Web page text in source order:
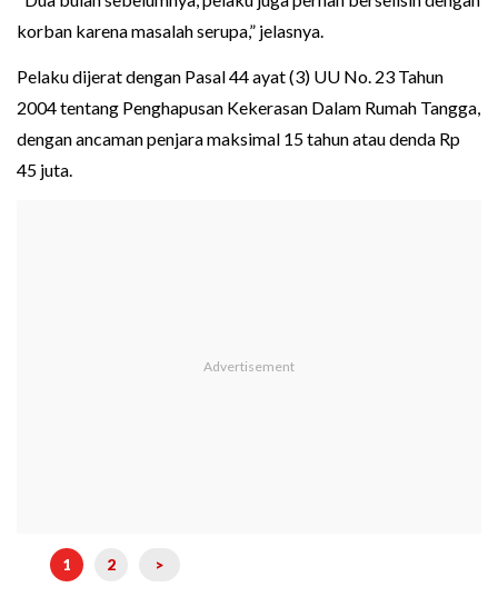
korban karena masalah serupa,” jelasnya.
Pelaku dijerat dengan Pasal 44 ayat (3) UU No. 23 Tahun
2004 tentang Penghapusan Kekerasan Dalam Rumah Tangga,
dengan ancaman penjara maksimal 15 tahun atau denda Rp
45 juta.
1 2 >